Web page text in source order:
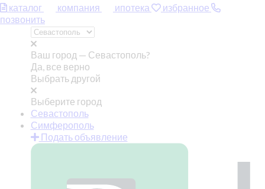
каталог компания ипотека
избранное
позвонить
Ваш город — Севастополь?
Да, все верно
Выбрать другой
Выберите город
Севастополь
Симферополь
Подать объявление